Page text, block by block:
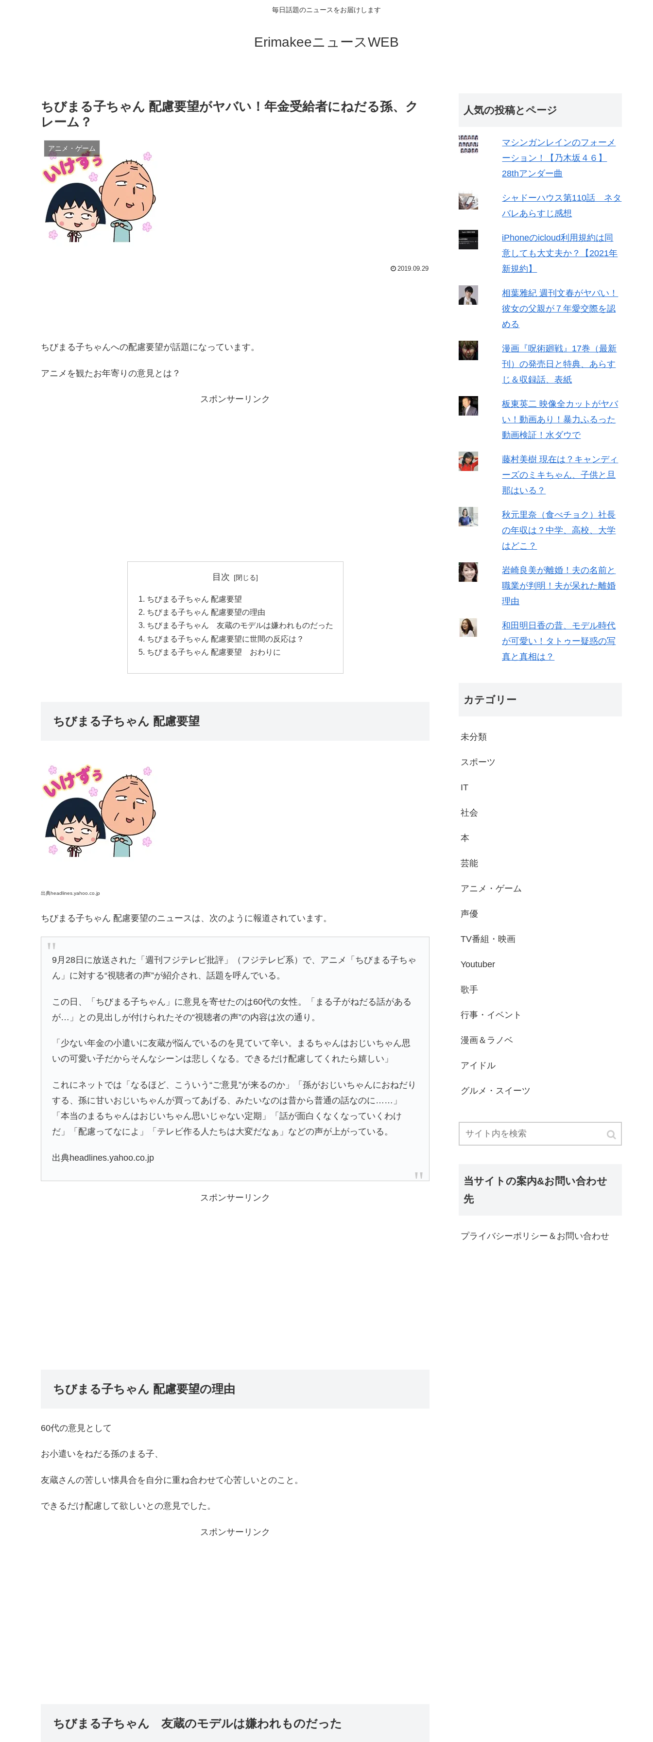
毎日話題のニュースをお届けします
ErimakeeニュースWEB
ちびまる子ちゃん 配慮要望がヤバい！年金受給者にねだる孫、ク
レーム？
アニメ・ゲーム
2019.09.29
ちびまる子ちゃんへの配慮要望が話題になっています。
アニメを観たお年寄りの意見とは？
スポンサーリンク
目次
ちびまる子ちゃん 配慮要望
ちびまる子ちゃん 配慮要望の理由
ちびまる子ちゃん 友蔵のモデルは嫌われものだった
ちびまる子ちゃん 配慮要望に世間の反応は？
ちびまる子ちゃん 配慮要望 おわりに
ちびまる子ちゃん 配慮要望
出典headlines.yahoo.co.jp
ちびまる子ちゃん 配慮要望のニュースは、次のように報道されています。
9月28日に放送された「週刊フジテレビ批評」（フジテレビ系）で、アニメ「ちびまる子ちゃ
ん」に対する“視聴者の声”が紹介され、話題を呼んでいる。
この日、「ちびまる子ちゃん」に意見を寄せたのは60代の女性。「まる子がねだる話がある
が…」との見出しが付けられたその“視聴者の声”の内容は次の通り。
「少ない年金の小遣いに友蔵が悩んでいるのを見ていて辛い。まるちゃんはおじいちゃん思
いの可愛い子だからそんなシーンは悲しくなる。できるだけ配慮してくれたら嬉しい」
これにネットでは「なるほど、こういう“ご意見”が来るのか」「孫がおじいちゃんにおねだり
する、孫に甘いおじいちゃんが買ってあげる、みたいなのは昔から普通の話なのに……」
「本当のまるちゃんはおじいちゃん思いじゃない定期」「話が面白くなくなっていくわけ
だ」「配慮ってなによ」「テレビ作る人たちは大変だなぁ」などの声が上がっている。
出典headlines.yahoo.co.jp
スポンサーリンク
ちびまる子ちゃん 配慮要望の理由
60代の意見として
お小遣いをねだる孫のまる子、
友蔵さんの苦しい懐具合を自分に重ね合わせて心苦しいとのこと。
できるだけ配慮して欲しいとの意見でした。
スポンサーリンク
ちびまる子ちゃん 友蔵のモデルは嫌われものだった
人気の投稿とページ
マシンガンレインのフォーメ
ーション！【乃木坂４６】
28thアンダー曲
シャドーハウス第110話 ネタ
バレあらすじ感想
iPhoneのicloud利用規約は同
意しても大丈夫か？【2021年
新規約】
相葉雅紀 週刊文春がヤバい！
彼女の父親が７年愛交際を認
める
漫画『呪術廻戦』17巻（最新
刊）の発売日と特典、あらす
じ＆収録話、表紙
板東英二 映像全カットがヤバ
い！動画あり！暴力ふるった
動画検証！水ダウで
藤村美樹 現在は？キャンディ
ーズのミキちゃん、子供と旦
那はいる？
秋元里奈（食べチョク）社長
の年収は？中学、高校、大学
はどこ？
岩崎良美が離婚！夫の名前と
職業が判明！夫が呆れた離婚
理由
和田明日香の昔、モデル時代
が可愛い！タトゥー疑惑の写
真と真相は？
カテゴリー
未分類
スポーツ
IT
社会
本
芸能
アニメ・ゲーム
声優
TV番組・映画
Youtuber
歌手
行事・イベント
漫画＆ラノベ
アイドル
グルメ・スイーツ
当サイトの案内&お問い合わせ
先
プライバシーポリシー＆お問い合わせ